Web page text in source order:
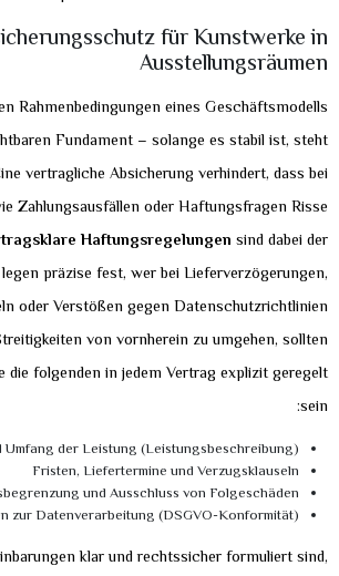
für Kunstwerke in
Ausstellungsräumen
Rahmenbedingungen eines Geschäftsmodells
Fundament – solange es stabil ist, steht
vertragliche Absicherung verhindert, dass bei
Zahlungsausfällen oder Haftungsfragen Risse
Haftungsregelungen sind dabei der
präzise fest, wer bei Lieferverzögerungen,
oder Verstößen gegen Datenschutzrichtlinien
von vornherein zu umgehen, sollten
die folgenden in jedem Vertrag explizit geregelt
sein:
Umfang der Leistung (Leistungsbeschreibung)
Fristen, Liefertermine und Verzugsklauseln
und Ausschluss von Folgeschäden
zur Datenverarbeitung (DSGVO-Konformität)
klar und rechtssicher formuliert sind,